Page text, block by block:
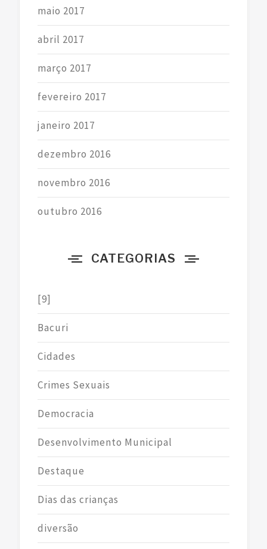
maio 2017
abril 2017
março 2017
fevereiro 2017
janeiro 2017
dezembro 2016
novembro 2016
outubro 2016
CATEGORIAS
[9]
Bacuri
Cidades
Crimes Sexuais
Democracia
Desenvolvimento Municipal
Destaque
Dias das crianças
diversão